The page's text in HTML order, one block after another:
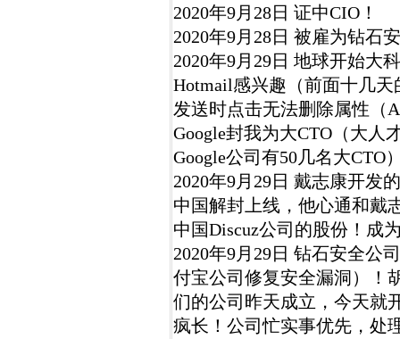
2020年9月28日 证中CIO！
2020年9月28日 被雇为钻石
2020年9月29日 地球开始大
Hotmail感兴趣（前面十几
发送时点击无法删除属性（
Google封我为大CTO（大人
Google公司有50几名大CTO
2020年9月29日 戴志康开发
中国解封上线，他心通和戴
中国Discuz公司的股份！成
2020年9月29日 钻石安全公
付宝公司修复安全漏洞）！
们的公司昨天成立，今天就
疯长！公司忙实事优先，处